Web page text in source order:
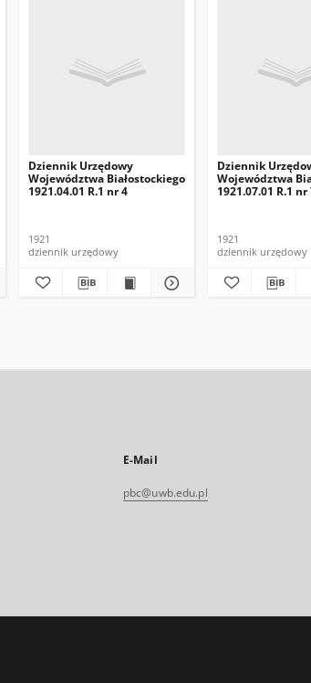
Dziennik Urzędowy
Województwa Białostockiego
1921.04.01 R.1 nr 4
1921
dziennik urzędowy
Dziennik
Województwa
1921.07.01 R.1 nr
1921
dziennik urzędowy
E-Mail
pbc@uwb.edu.pl